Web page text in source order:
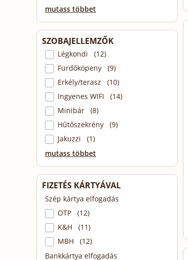
mutass többet
SZOBAJELLEMZŐK
Légkondi (12)
Fürdőköpeny (9)
Erkély/terasz (10)
Ingyenes WIFI (14)
Minibár (8)
Hűtőszekrény (9)
Jakuzzi (1)
mutass többet
FIZETÉS KÁRTYÁVAL
Szép kártya elfogadás
OTP (12)
K&H (11)
MBH (12)
Bankkártya elfogadás